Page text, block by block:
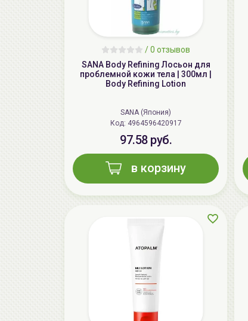
/0 отзывов
SANA Body Refining Лосьон для
проблемной кожи тела | 300мл |
Body Refining Lotion
SANA (Япония)
Код: 4964596420917
97.58 руб.
в корзину